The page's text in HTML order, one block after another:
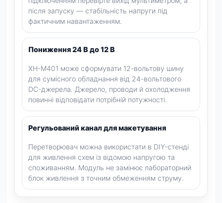
після запуску — стабільність напруги під
фактичним навантаженням.
Пониження 24 В до 12 В
XH-M401 може сформувати 12-вольтову шину
для сумісного обладнання від 24-вольтового
DC-джерела. Джерело, проводи й охолодження
повинні відповідати потрібній потужності.
Регульований канал для макетування
Перетворювач можна використати в DIY-стенді
для живлення схем із відомою напругою та
споживанням. Модуль не замінює лабораторний
блок живлення з точним обмеженням струму.